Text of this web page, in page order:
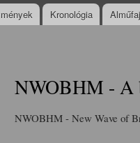
Kronológia
NWOBHM - A
NWOBHM - New Wave of